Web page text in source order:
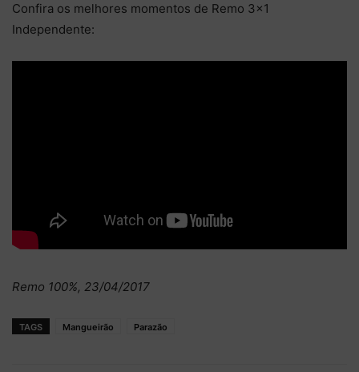
Confira os melhores momentos de Remo 3×1
Independente:
Remo 100%, 23/04/2017
TAGS Mangueirão Parazão